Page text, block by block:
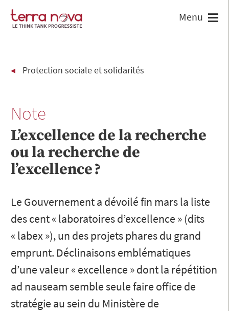
Protection sociale et solidarités
Note
L’excellence de la recherche
ou la recherche de
l’excellence ?
Le Gouvernement a dévoilé fin mars la liste
des cent « laboratoires d’excellence » (dits
« labex »), un des projets phares du grand
emprunt. Déclinaisons emblématiques
d’une valeur « excellence » dont la répétition
ad nauseam semble seule faire office de
stratégie au sein du Ministère de